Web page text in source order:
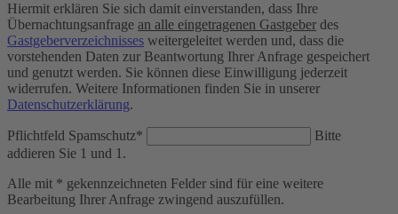
Hiermit erklären Sie sich damit einverstanden, dass Ihre
Übernachtungsanfrage an alle eingetragenen Gastgeber des
Gastgeberverzeichnisses weitergeleitet werden und, dass die
vorstehenden Daten zur Beantwortung Ihrer Anfrage gespeichert
und genutzt werden. Sie können diese Einwilligung jederzeit
widerrufen. Weitere Informationen finden Sie in unserer
Datenschutzerklärung.
Pflichtfeld Spamschutz*
Bitte
addieren Sie 1 und 1.
Alle mit * gekennzeichneten Felder sind für eine weitere
Bearbeitung Ihrer Anfrage zwingend auszufüllen.